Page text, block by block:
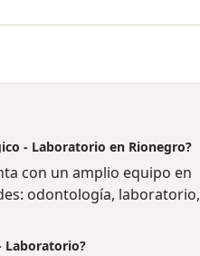
- Laboratorio en Rionegro?
con un amplio equipo en
odontología, laboratorio,
Laboratorio?